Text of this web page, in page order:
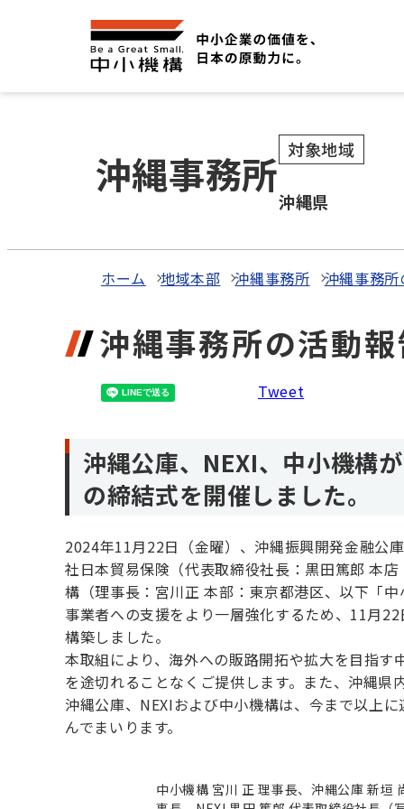
沖縄事務所 対象地域
沖縄県
ホーム 地域本部 沖縄事務所 沖縄事務
沖縄事務所の活動
Tweet
沖縄公庫、NEXI、中小機構
の締結式を開催しました。
2024年11月22日（金曜）、沖縄振興開発金融公
社日本貿易保険（代表取締役社長：黒田篤郎 本
構（理事長：宮川正 本部：東京都港区、以下「
事業者への支援をより一層強化するため、11月
構築しました。
本取組により、海外への販路開拓や拡大を目指
を途切れることなくご提供します。また、沖縄
沖縄公庫、NEXIおよび中小機構は、今まで以上
んでまいります。
中小機構 宮川 正 理事長、沖縄公庫 新垣